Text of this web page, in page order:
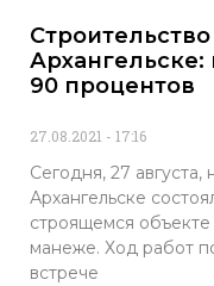
Архангельске:
90 процентов
27.08.2021 17:16
Сегодня, 27 августа,
Архангельске
строящемся
манеже. Ход работ
встрече